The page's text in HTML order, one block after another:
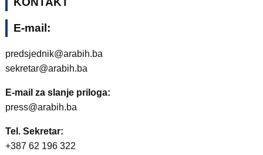
E-mail:
predsjednik@arabih.ba
sekretar@arabih.ba
E-mail za slanje priloga:
press@arabih.ba
Tel. Sekretar:
+387 62 196 322